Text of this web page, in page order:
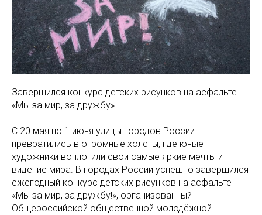
Завершился конкурс детских рисунков на асфальте
«Мы за мир, за дружбу»
С 20 мая по 1 июня улицы городов России
превратились в огромные холсты, где юные
художники воплотили свои самые яркие мечты и
видение мира. В городах России успешно завершился
ежегодный конкурс детских рисунков на асфальте
«Мы за мир, за дружбу!», организованный
Общероссийской общественной молодёжной